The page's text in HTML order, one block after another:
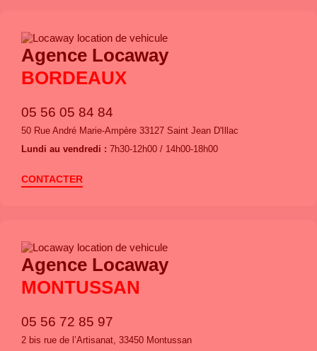
Agence Locaway
BORDEAUX
05 56 05 84 84
50 Rue André Marie-Ampère 33127 Saint Jean D'Illac
Lundi au vendredi : 7h30-12h00 / 14h00-18h00
CONTACTER
Agence Locaway
MONTUSSAN
05 56 72 85 97
2 bis rue de l’Artisanat, 33450 Montussan